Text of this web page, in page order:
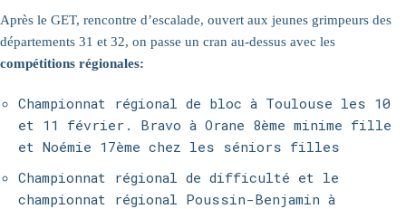
Après le GET, rencontre d’escalade, ouvert aux jeunes grimpeurs des
départements 31 et 32, on passe un cran au-dessus avec les
compétitions régionales:
Championnat régional de bloc à Toulouse les 10
et 11 février. Bravo à Orane 8ème minime fille
et Noémie 17ème chez les séniors filles
Championnat régional de difficulté et le
championnat régional Poussin-Benjamin à